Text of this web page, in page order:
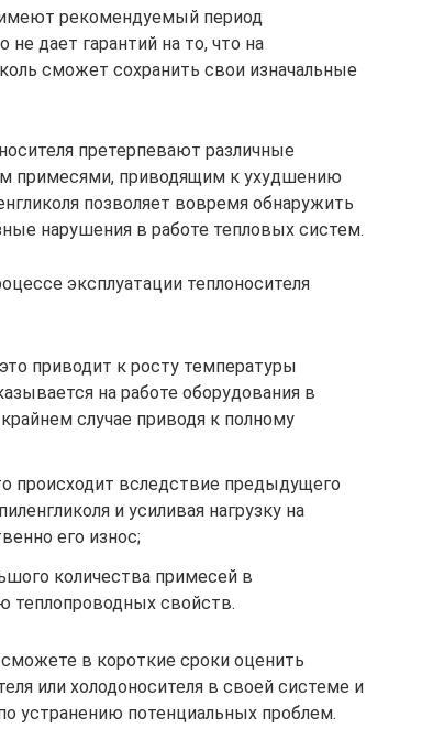
имеют рекомендуемый период
дает гарантий на то, что на
сможет сохранить свои изначальные
претерпевают различные
примесями, приводящим к ухудшению
позволяет вовремя обнаружить
нарушения в работе тепловых систем.
эксплуатации теплоносителя
приводит к росту температуры
на работе оборудования в
случае приводя к полному
происходит вследствие предыдущего
и усиливая нагрузку на
его износ;
количества примесей в
теплопроводных свойств.
в короткие сроки оценить
или холодоносителя в своей системе и
устранению потенциальных проблем.